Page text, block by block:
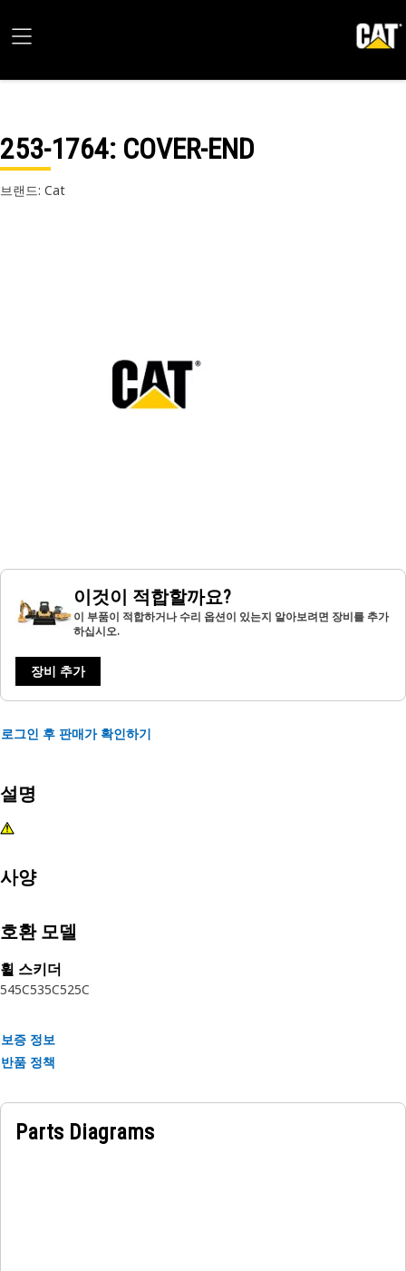
253-1764: COVER-END
브랜드: Cat
이것이 적합할까요?
이 부품이 적합하거나 수리 옵션이 있는지 알아보려면 장비를 추가
하십시오.
장비 추가
로그인 후 판매가 확인하기
설명
사양
호환 모델
휠 스키더
545C535C525C
보증 정보
반품 정책
Parts Diagrams